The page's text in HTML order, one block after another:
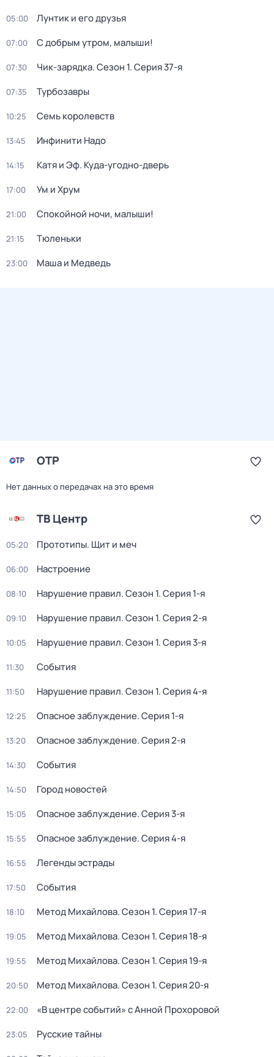
05:00 Лунтик и его друзья
07:00 С добрым утром, малыши!
07:30 Чик-зарядка. Сезон 1. Серия 37-я
07:35 Турбозавры
10:25 Семь королевств
13:45 Инфинити Надо
14:15 Катя и Эф. Куда-угодно-дверь
17:00 Ум и Хрум
21:00 Спокойной ночи, малыши!
21:15 Тюленьки
23:00 Маша и Медведь
ОТР
Нет данных о передачах на это время
ТВ Центр
05:20 Прототипы. Щит и меч
06:00 Настроение
08:10 Нарушение правил. Сезон 1. Серия 1-я
09:10 Нарушение правил. Сезон 1. Серия 2-я
10:05 Нарушение правил. Сезон 1. Серия 3-я
11:30 События
11:50 Нарушение правил. Сезон 1. Серия 4-я
12:25 Опасное заблуждение. Серия 1-я
13:20 Опасное заблуждение. Серия 2-я
14:30 События
14:50 Город новостей
15:05 Опасное заблуждение. Серия 3-я
15:55 Опасное заблуждение. Серия 4-я
16:55 Легенды эстрады
17:50 События
18:10 Метод Михайлова. Сезон 1. Серия 17-я
19:05 Метод Михайлова. Сезон 1. Серия 18-я
19:55 Метод Михайлова. Сезон 1. Серия 19-я
20:50 Метод Михайлова. Сезон 1. Серия 20-я
22:00 «В центре событий» с Анной Прохоровой
23:05 Русские тайны